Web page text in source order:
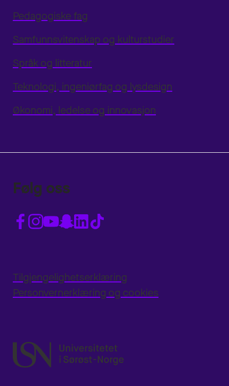
Pedagogiske fag
Samfunnsvitenskap og kulturstudier
Språk og litteratur
Teknologi, ingeniørfag og lysdesign
Økonomi, ledelse og innovasjon
Følg oss
Tilgjengelighetserklæring
Personvernerklæring og cookies